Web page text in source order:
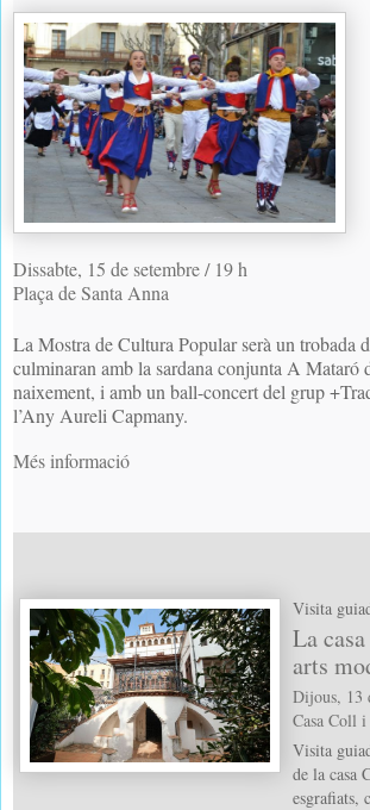
Dissabte, 15 de setembre / 19 h
Plaça de Santa Anna
La Mostra de Cultura Popular serà un trobada
culminaran amb la sardana conjunta A Mataró
naixement, i amb un ball-concert del grup
l’Any Aureli Capmany.
Més informació
Visita
La
arts
Dijous, 13
Casa Coll
Visita
de la casa
esgrafiats,